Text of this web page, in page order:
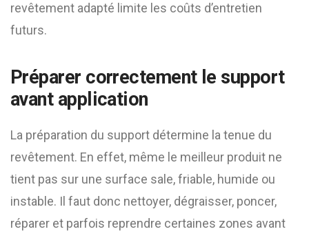
revêtement adapté limite les coûts d’entretien
futurs.
Préparer correctement le support
avant application
La préparation du support détermine la tenue du
revêtement. En effet, même le meilleur produit ne
tient pas sur une surface sale, friable, humide ou
instable. Il faut donc nettoyer, dégraisser, poncer,
réparer et parfois reprendre certaines zones avant